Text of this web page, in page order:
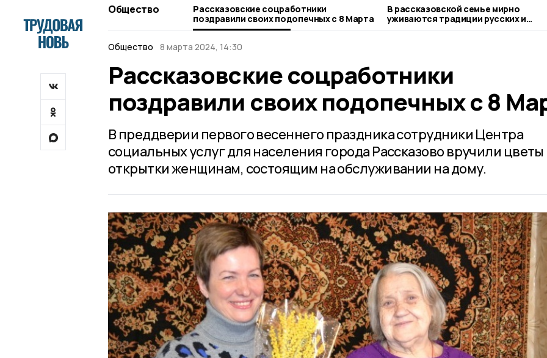
Общество
Рассказовские соцработники
поздравили своих подопечных с 8 Марта
В рассказовской семье мирно
уживаются традиции русских и
чеченцев
Общество 8 марта 2024, 14:30
Рассказовские соцработники
поздравили своих подопечных с 8
В преддверии первого весеннего праздника сотрудники Центра
социальных услуг для населения города Рассказово вручили цветы
открытки женщинам, состоящим на обслуживании на дому.